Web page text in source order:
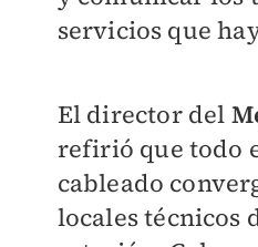
servicios que
El director del
refirió que todo
cableado
locales técnicos